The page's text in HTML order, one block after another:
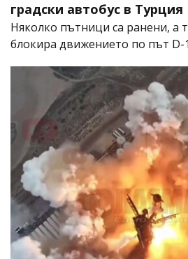
градски автобус в Турция
Няколко пътници са ранени, а
блокира движението по път